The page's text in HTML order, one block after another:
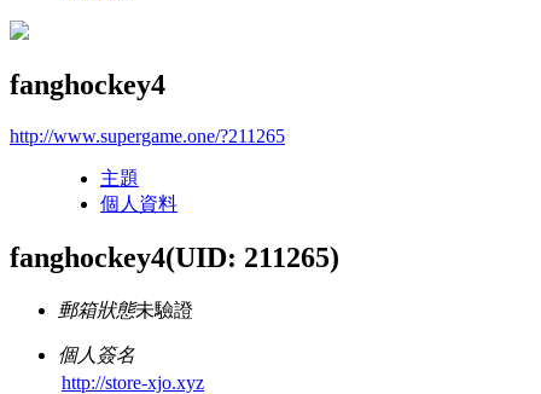
fanghockey4
http://www.supergame.one/?211265
主題
個人資料
fanghockey4(UID: 211265)
郵箱狀態未驗證
個人簽名
http://store-xjo.xyz